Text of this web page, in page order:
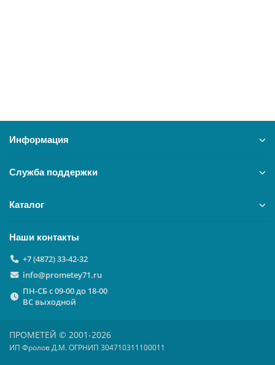
Информация
Служба поддержки
Каталог
Наши контакты
+7 (4872) 33-42-32
info@prometey71.ru
ПН-СБ с 09-00 до 18-00
ВС выходной
ПРОМЕТЕЙ © 2001-2026
ИП Фролов Д.М. ОГРНИП 304710311100011